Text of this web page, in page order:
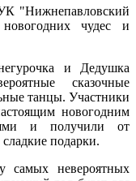
"Нижнепавловский
чудес и
и Дедушка
сказочные
танцы. Участники
новогодним
и получили от
подарки.
самых невероятных